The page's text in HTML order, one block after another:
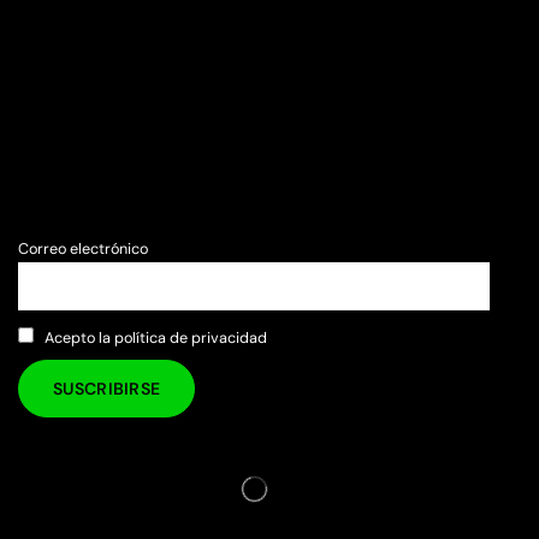
Correo electrónico
Acepto la política de privacidad